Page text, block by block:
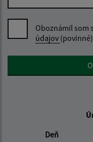
Oboznámil som
údajov (povinné)
Google reCaptcha
Deň